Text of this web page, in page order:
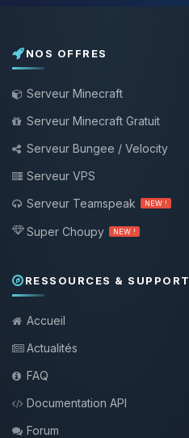
NOS OFFRES
Serveur Minecraft
Serveur Minecraft Gratuit
Serveur Bungee / Velocity
Serveur VPS
Serveur Teamspeak
NEW !
Super Choupy NEW !
RESSOURCES & SUPPORT
Accueil
Actualités
FAQ
Documentation API
Forum